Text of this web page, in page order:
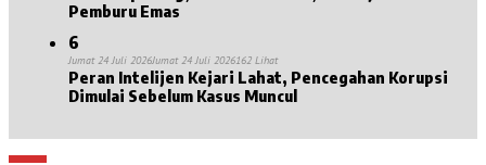
Pemburu Emas
6
Jumat 24 Juli 2026Jumat 24 Juli 2026162 Lihat
Peran Intelijen Kejari Lahat, Pencegahan Korupsi
Dimulai Sebelum Kasus Muncul